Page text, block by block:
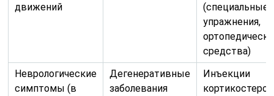
движений
(специальные
упражнения,
средства)
Неврологические
симптомы (в
Дегенеративные
заболевания
Инъекции